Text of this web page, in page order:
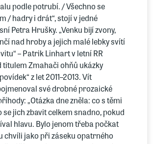
podle potrubí. / Všechno se
/ hadry i drát“, stojí v jedné
Petra Hrušky. „Venku bijí zvony,
nad hroby a jejich malé lebky svítí
– Patrik Linhart v letní RR
titulem Zmahači ohňů ukázky
z let 2011–2013. Vít
své drobné prozaické
„Otázka dne zněla: co s těmi
se jich zbavit celkem snadno, pokud
hlavu. Bylo jenom třeba počkat
chvíli jako při záseku opatrného